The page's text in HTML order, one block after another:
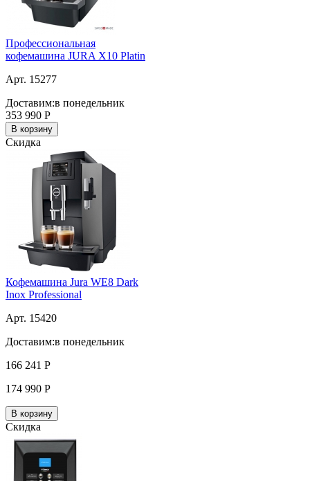
Профессиональная
кофемашина JURA X10 Platin
Арт. 15277
Доставим:в понедельник
353 990 Р
В корзину
Скидка
Кофемашина Jura WE8 Dark
Inox Professional
Арт. 15420
Доставим:в понедельник
166 241 Р
174 990 Р
В корзину
Скидка